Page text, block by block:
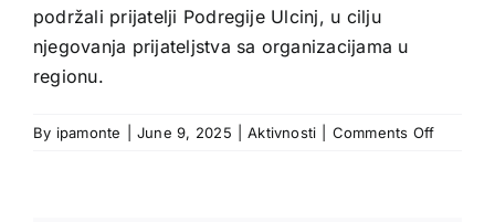
podržali prijatelji Podregije Ulcinj, u cilju
njegovanja prijateljstva sa organizacijama u
regionu.
By ipamonte June 9, 2025 Aktivnosti Comments Offon